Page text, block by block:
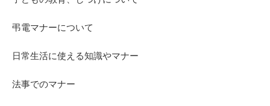
弔電マナーについて
日常生活に使える知識やマナー
法事でのマナー